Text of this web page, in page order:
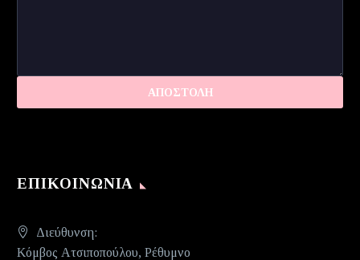
ΕΠΙΚΟΙΝΩΝΊΑ
Διεύθυνση:
Κόμβος Ατσιποπούλου, Ρέθυμνο